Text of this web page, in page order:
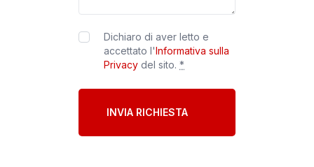
Dichiaro di aver letto e
accettato l'Informativa sulla
Privacy del sito. *